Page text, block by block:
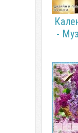
-